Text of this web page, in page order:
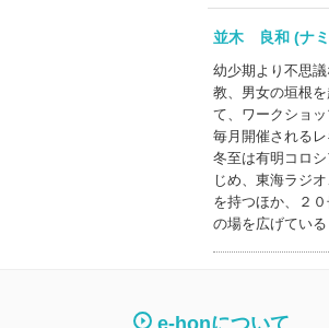
並木 良和 (
幼少期より不思
教、男女の垣根
て、ワークショ
毎月開催される
冬至は有明コロ
じめ、東海ラジ
を持つほか、２
の場を広げてい
e-honについて